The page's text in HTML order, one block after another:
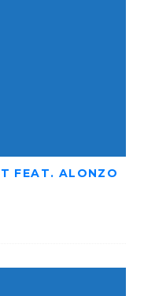
FEAT. ALONZO